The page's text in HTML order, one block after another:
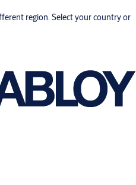
region. Select your country or